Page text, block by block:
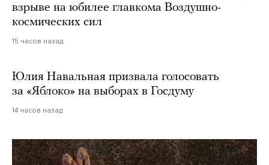
взрыве на юбилее главкома Воздушно-
космических сил
15 часов назад
Юлия Навальная призвала голосовать
за «Яблоко» на выборах в Госдуму
14 часов назад